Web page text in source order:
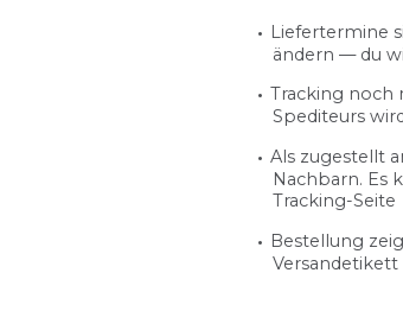
Liefertermine
ändern — du
Tracking noch
Spediteurs
Als zugestellt
Nachbarn. Es
Tracking-Seite
Bestellung